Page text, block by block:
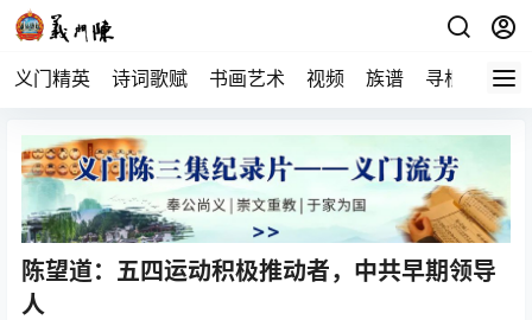
义门精英 诗词歌赋 书画艺术 视频 族谱 寻根
陈望道：五四运动积极推动者，中共早期领导
人